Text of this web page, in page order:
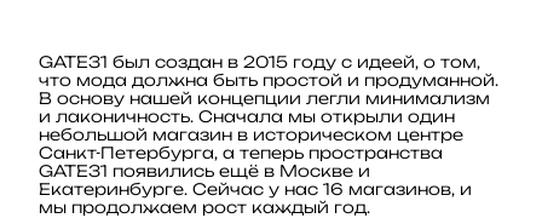
GATE31 был создан в 2015 году с идеей, о том,
что мода должна быть простой и продуманной.
В основу нашей концепции легли минимализм
и лаконичность. Сначала мы открыли один
небольшой магазин в историческом центре
Санкт-Петербурга, а теперь пространства
GATE31 появились ещё в Москве и
Екатеринбурге. Сейчас у нас 16 магазинов, и
мы продолжаем рост каждый год.